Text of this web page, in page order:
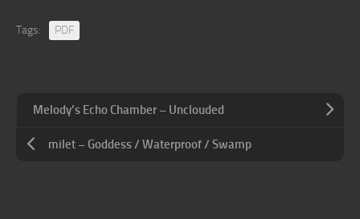
Tags: PDF
Melody’s Echo Chamber – Unclouded
milet – Goddess / Waterproof / Swamp